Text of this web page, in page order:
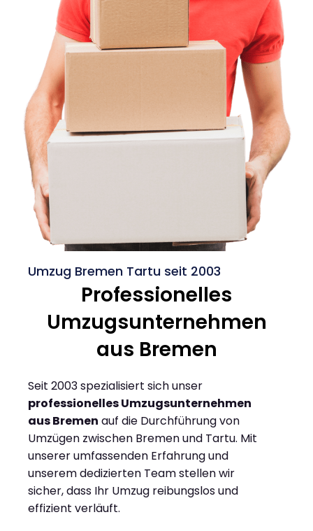
Umzug Bremen Tartu seit 2003
Professionelles
Umzugsunternehmen
aus Bremen
Seit 2003 spezialisiert sich unser
professionelles Umzugsunternehmen
aus Bremen auf die Durchführung von
Umzügen zwischen Bremen und Tartu. Mit
unserer umfassenden Erfahrung und
unserem dedizierten Team stellen wir
sicher, dass Ihr Umzug reibungslos und
effizient verläuft.